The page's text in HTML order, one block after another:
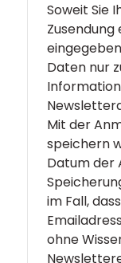
Soweit Sie
Zusendung
Daten nur
Mit der
speichern
Datum der
im Fall,
ohne